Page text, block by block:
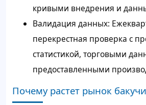
кривыми внедрения и
Валидация данных:
перекрестная проверка с
статистикой, торговыми
предоставленными
Почему растет рынок